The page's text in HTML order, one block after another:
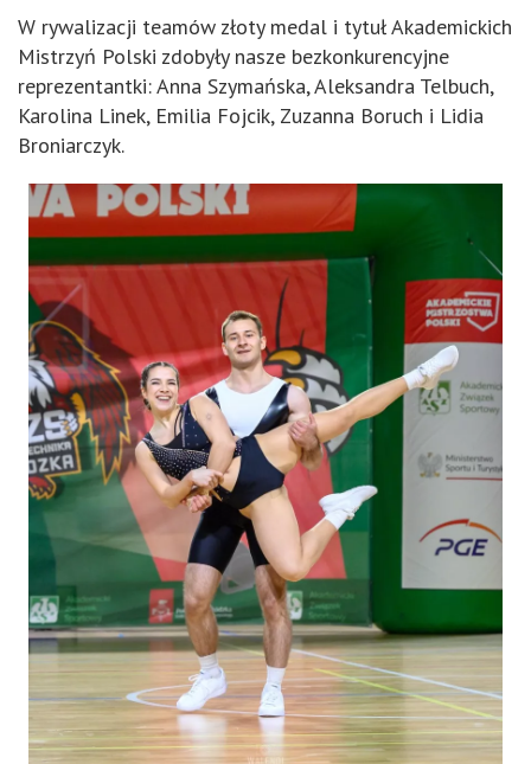
W rywalizacji teamów złoty medal i tytuł Akademickich
Mistrzyń Polski zdobyły nasze bezkonkurencyjne
reprezentantki: Anna Szymańska, Aleksandra Telbuch,
Karolina Linek, Emilia Fojcik, Zuzanna Boruch i Lidia
Broniarczyk.